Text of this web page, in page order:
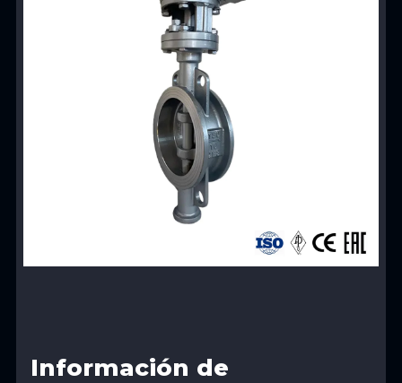
Información de